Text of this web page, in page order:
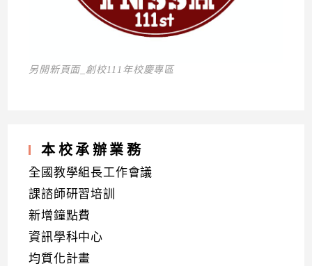
另開新頁面_創校111年校慶專區
本校承辦業務
全國教學組長工作會議
課諮師研習培訓
新增鐘點費
資訊學科中心
均質化計畫